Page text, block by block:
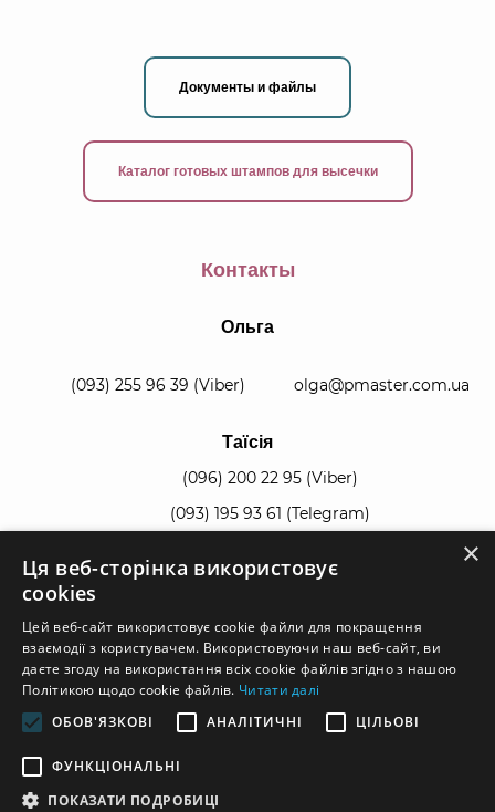
Документы и файлы
Каталог готовых штампов для высечки
Контакты
Ольга
(093) 255 96 39 (Viber) olga@pmaster.com.ua
Таїсія
(096) 200 22 95(Viber)
(093) 195 93 61 (Telegram)
manager@pmaster.com.ua
© 2026, все права защищены.
×
Ця веб-сторінка використовує
cookies
Цей веб-сайт використовує cookie файли для покращення
взаємодії з користувачем. Використовуючи наш веб-сайт, ви
даєте згоду на використання всіх cookie файлів згідно з нашою
Політикою щодо cookie файлів. Читати далі
ОБОВ'ЯЗКОВІ
АНАЛІТИЧНІ ЦІЛЬОВІ
ФУНКЦІОНАЛЬНІ
ПОКАЗАТИ ПОДРОБИЦІ